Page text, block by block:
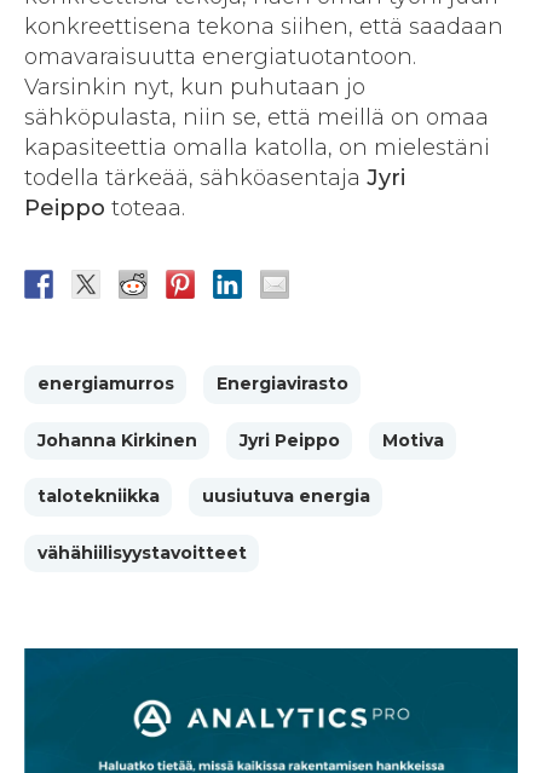
konkreettisena tekona siihen, että saadaan
omavaraisuutta energiatuotantoon.
Varsinkin nyt, kun puhutaan jo
sähköpulasta, niin se, että meillä on omaa
kapasiteettia omalla katolla, on mielestäni
todella tärkeää, sähköasentaja Jyri
Peippo toteaa.
energiamurros Energiavirasto
Johanna Kirkinen Jyri Peippo Motiva
talotekniikka uusiutuva energia
vähähiilisyystavoitteet